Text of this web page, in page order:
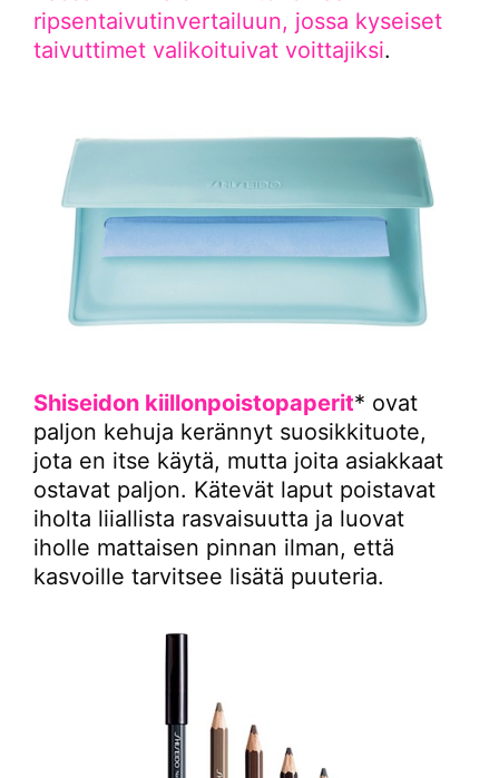
ripsentaivutinvertailuun, jossa kyseiset
taivuttimet valikoituivat voittajiksi.
Shiseidon kiillonpoistopaperit* ovat
paljon kehuja kerännyt suosikkituote,
jota en itse käytä, mutta joita asiakkaat
ostavat paljon. Kätevät laput poistavat
iholta liiallista rasvaisuutta ja luovat
iholle mattaisen pinnan ilman, että
kasvoille tarvitsee lisätä puuteria.